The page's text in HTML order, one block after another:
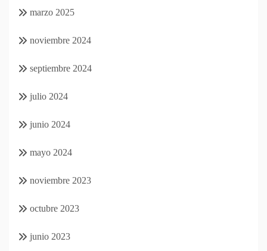
marzo 2025
noviembre 2024
septiembre 2024
julio 2024
junio 2024
mayo 2024
noviembre 2023
octubre 2023
junio 2023